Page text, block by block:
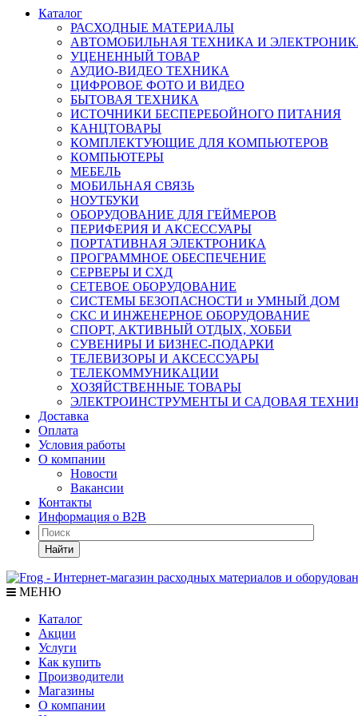
Каталог
РАСХОДНЫЕ МАТЕРИАЛЫ
АВТОМОБИЛЬНАЯ ТЕХНИКА И
УЦЕНЕННЫЙ ТОВАР
АУДИО-ВИДЕО ТЕХНИКА
ЦИФРОВОЕ ФОТО И ВИДЕО
БЫТОВАЯ ТЕХНИКА
ИСТОЧНИКИ БЕСПЕРЕБОЙНОГО ПИТАНИЯ
КАНЦТОВАРЫ
КОМПЛЕКТУЮЩИЕ ДЛЯ КОМПЬЮТЕРОВ
КОМПЬЮТЕРЫ
МЕБЕЛЬ
МОБИЛЬНАЯ СВЯЗЬ
НОУТБУКИ
ОБОРУДОВАНИЕ ДЛЯ ГЕЙМЕРОВ
ПЕРИФЕРИЯ И АКСЕССУАРЫ
ПОРТАТИВНАЯ ЭЛЕКТРОНИКА
ПРОГРАММНОЕ ОБЕСПЕЧЕНИЕ
СЕРВЕРЫ И СХД
СЕТЕВОЕ ОБОРУДОВАНИЕ
СИСТЕМЫ БЕЗОПАСНОСТИ и УМНЫЙ ДОМ
СКС И ИНЖЕНЕРНОЕ ОБОРУДОВАНИЕ
СПОРТ, АКТИВНЫЙ ОТДЫХ, ХОББИ
СУВЕНИРЫ И БИЗНЕС-ПОДАРКИ
ТЕЛЕВИЗОРЫ И АКСЕССУАРЫ
ТЕЛЕКОММУНИКАЦИИ
ХОЗЯЙСТВЕННЫЕ ТОВАРЫ
ЭЛЕКТРОИНСТРУМЕНТЫ И САДОВАЯ
Доставка
Оплата
Условия работы
О компании
Новости
Вакансии
Контакты
Информация о B2B
Найти
МЕНЮ
Каталог
Акции
Услуги
Как купить
Производители
Магазины
О компании